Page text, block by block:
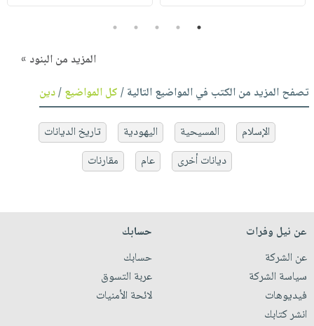
1
2
3
4
5
المزيد من البنود »
تصفح المزيد من الكتب في المواضيع التالية /كل المواضيع/دين
الإسلام المسيحية اليهودية
تاريخ الديانات
ديانات أخرى
عام مقارنات
عن نيل وفرات
عن الشركة
سياسة الشركة
فيديوهات
انشر كتابك
حسابك
حسابك
عربة التسوق
لائحة الأمنيات